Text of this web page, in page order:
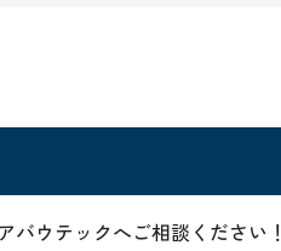
バウテックへご相談ください！